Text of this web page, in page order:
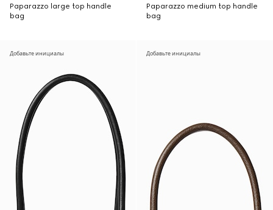
Paparazzo large top handle
bag
Paparazzo medium top handle
bag
Добавьте инициалы Добавьте инициалы